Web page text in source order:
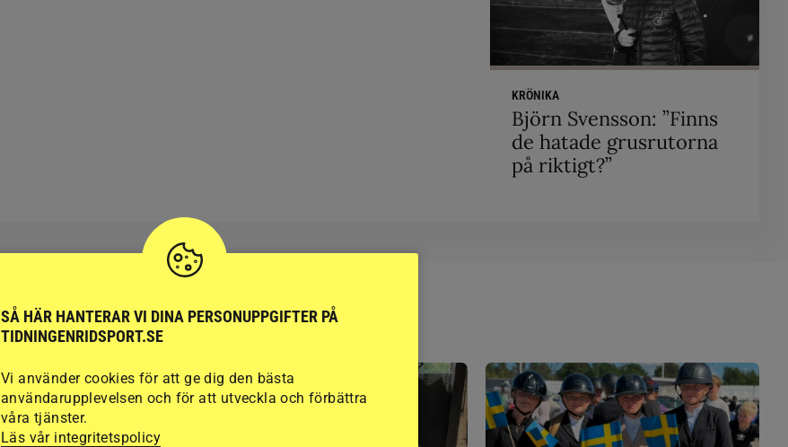
KRÖNIKA
Björn Svensson: ”Finns
de hatade grusrutorna
på riktigt?”
RIDSPORT
BLOGGAR
SÅ HÄR HANTERAR VI DINA PERSONUPPGIFTER PÅ
TIDNINGENRIDSPORT.SE
Vi använder cookies för att ge dig den bästa
användarupplevelsen och för att utveckla och förbättra
våra tjänster.
Läs vår integritetspolicy